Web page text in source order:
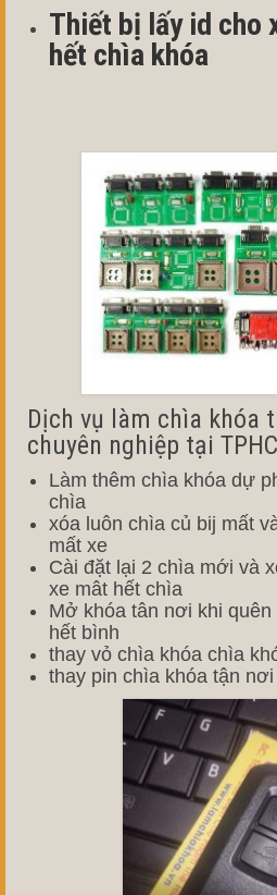
Thiết bị lấy id cho
hết chìa khóa
Dịch vụ làm chìa khóa
chuyên nghiệp tại
Làm thêm chìa khóa dự
chìa
xóa luôn chìa củ bij mất
mất xe
Cài đặt lại 2 chìa mới và
xe mât hết chìa
Mở khóa tân nơi khi
hết bình
thay vỏ chìa khóa chìa
thay pin chìa khóa tận nơi